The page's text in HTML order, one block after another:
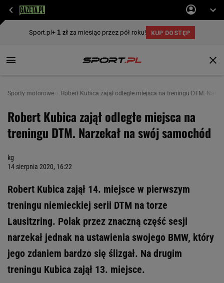
Sporty motorowe Robert Kubica zajął odległe miejsca na treningu DTM.
Robert Kubica zajął odległe miejsca na
treningu DTM. Narzekał na swój samochód
kg
14 sierpnia 2020, 16:22
Robert Kubica zajął 14. miejsce w pierwszym
treningu niemieckiej serii DTM na torze
Lausitzring. Polak przez znaczną część sesji
narzekał jednak na ustawienia swojego BMW, który
jego zdaniem bardzo się ślizgał. Na drugim
treningu Kubica zajął 13. miejsce.